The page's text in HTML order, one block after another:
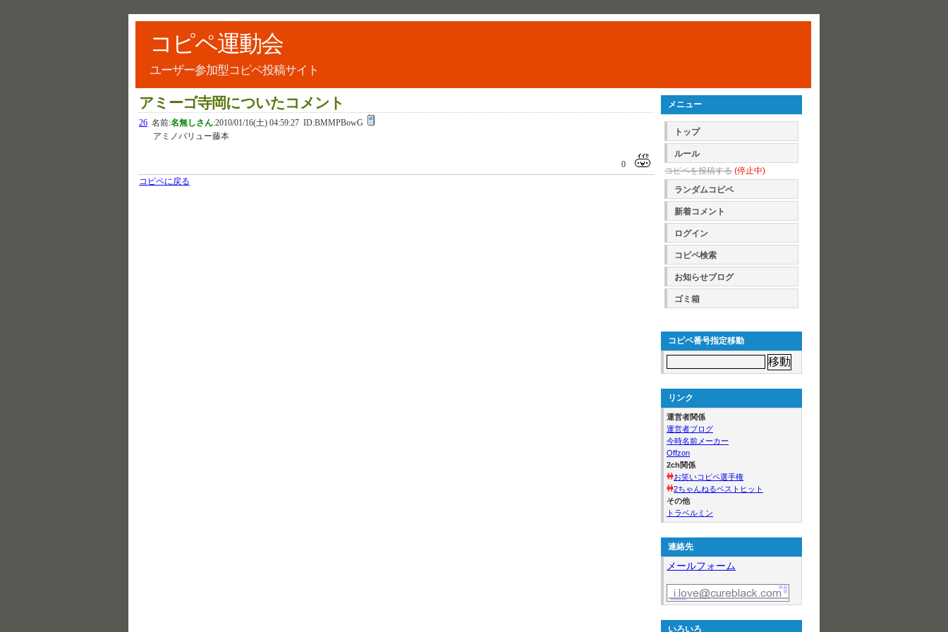
コピペ運動会
ユーザー参加型コピペ投稿サイト
アミーゴ寺岡についたコメント
26 名前:名無しさん:2010/01/16(土) 04:59:27 ID:BMMPBowG
アミノバリュー藤本
0
コピペに戻る
メニュー
トップ
ルール
コピペを投稿する (停止中)
ランダムコピペ
新着コメント
ログイン
コピペ検索
お知らせブログ
ゴミ箱
コピペ番号指定移動
リンク
運営者関係
運営者ブログ
今時名前メーカー
Offzon
2ch関係
お笑いコピペ選手権
2ちゃんねるベストヒット
その他
トラベルミン
連絡先
メールフォーム
いろいろ